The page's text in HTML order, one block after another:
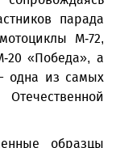
парада
М-72,
20 «Победа», а
одна из самых
образцы